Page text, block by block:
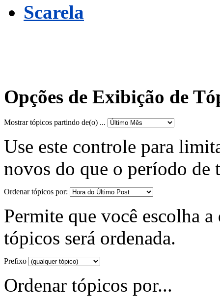
Scarela
Opções de Exibição de
Mostrar tópicos partindo de(o) ...
Use este controle para
novos do que o período de
Ordenar tópicos por:
Permite que você escolha
tópicos será ordenada.
Prefixo
Ordenar tópicos por...